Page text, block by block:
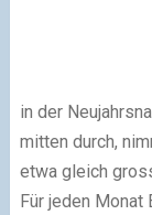
in der
mitten durch,
etwa gleich
Für jeden Monat